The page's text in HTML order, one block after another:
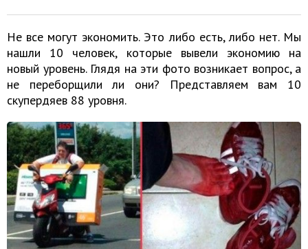
Не все могут экономить. Это либо есть, либо нет. Мы
нашли 10 человек, которые вывели экономию на
новый уровень. Глядя на эти фото возникает вопрос, а
не переборщили ли они? Представляем вам 10
скупердяев 88 уровня.